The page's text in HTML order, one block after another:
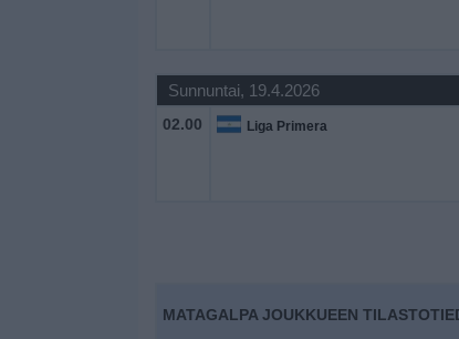
Sunnuntai, 19.4.2026
02.00 Liga Primera
MATAGALPA JOUKKUEEN